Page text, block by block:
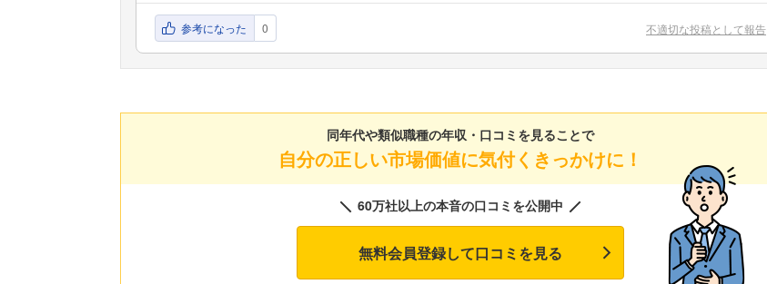
参考になった 0 不適切な投稿として報告
同年代や類似職種の年収・口コミを見ることで
自分の正しい市場価値に気付くきっかけに！
60万社以上の本音の口コミを公開中
無料会員登録して口コミを見る